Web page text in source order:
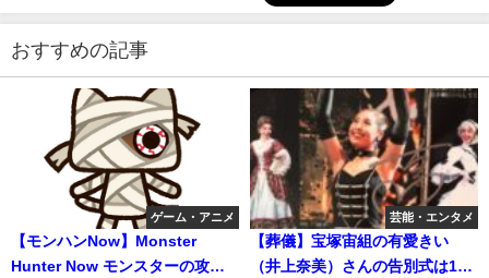
おすすめの記事
ゲーム・アニメ
【モンハンNow】Monster
Hunter Now モンスターの攻略
芸能・エンタメ
【葬儀】宝塚宙組の有愛きい
（井上奈美）さんの告別式は10